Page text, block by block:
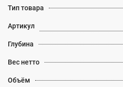
Тип товара
Артикул
Глубина
Вес нетто
Объём